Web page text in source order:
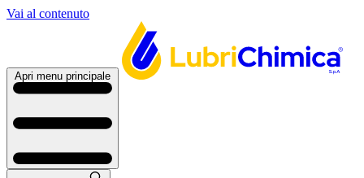
Vai al contenuto
Apri menu principale